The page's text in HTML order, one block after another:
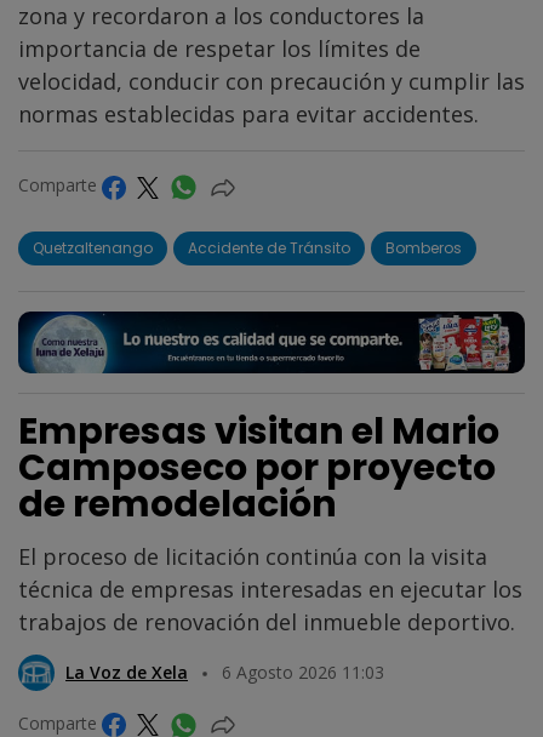
zona y recordaron a los conductores la
importancia de respetar los límites de
velocidad, conducir con precaución y cumplir las
normas establecidas para evitar accidentes.
Comparte
Quetzaltenango Accidente de Tránsito Bomberos
Empresas visitan el Mario
Camposeco por proyecto
de remodelación
El proceso de licitación continúa con la visita
técnica de empresas interesadas en ejecutar los
trabajos de renovación del inmueble deportivo.
La Voz de Xela 6 Agosto 2026 11:03
Comparte